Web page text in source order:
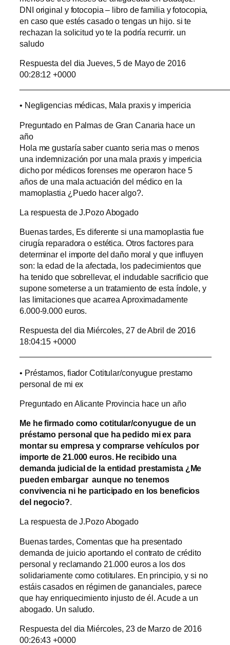
DNI original y fotocopia – libro de familia y fotocopia,
en caso que estés casado o tengas un hijo. si te
rechazan la solicitud yo te la podría recurrir. un
saludo
Respuesta del dia Jueves, 5 de Mayo de 2016
00:28:12 +0000
• Negligencias médicas, Mala praxis y impericia
Preguntado en Palmas de Gran Canaria hace un
año
Hola me gustaría saber cuanto seria mas o menos
una indemnización por una mala praxis y impericia
dicho por médicos forenses me operaron hace 5
años de una mala actuación del médico en la
mamoplastia ¿Puedo hacer algo?.
La respuesta de J.Pozo Abogado
Buenas tardes, Es diferente si una mamoplastia fue
cirugía reparadora o estética. Otros factores para
determinar el importe del daño moral y que influyen
son: la edad de la afectada, los padecimientos que
ha tenido que sobrellevar, el indudable sacrificio que
supone someterse a un tratamiento de esta índole, y
las limitaciones que acarrea Aproximadamente
6.000-9.000 euros.
Respuesta del dia Miércoles, 27 de Abril de 2016
18:04:15 +0000
• Préstamos, fiador Cotitular/conyugue prestamo
personal de mi ex
Preguntado en Alicante Provincia hace un año
Me he firmado como cotitular/conyugue de un
préstamo personal que ha pedido mi ex para
montar su empresa y comprarse vehículos por
importe de 21.000 euros. He recibido una
demanda judicial de la entidad prestamista ¿Me
pueden embargar aunque no tenemos
convivencia ni he participado en los beneficios
del negocio?.
La respuesta de J.Pozo Abogado
Buenas tardes, Comentas que ha presentado
demanda de juicio aportando el contrato de crédito
personal y reclamando 21.000 euros a los dos
solidariamente como cotitulares. En principio, y si no
estáis casados en régimen de gananciales, parece
que hay enriquecimiento injusto de él. Acude a un
abogado. Un saludo.
Respuesta del dia Miércoles, 23 de Marzo de 2016
00:26:43 +0000